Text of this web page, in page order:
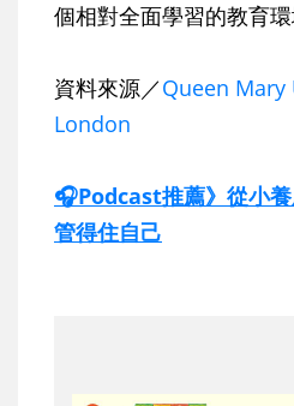
個相對全面學習的教育環
資料來源／Queen
London
🎧Podcast推薦》從小
管得住自己